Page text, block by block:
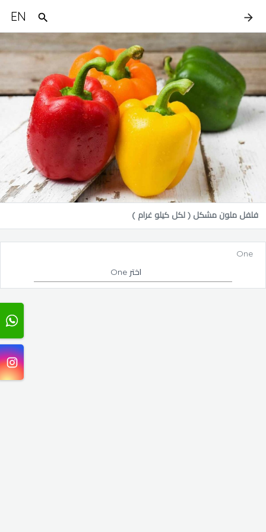
EN
فلفل ملون مشكل ( لكل كيلو غرام )
One
اختر One